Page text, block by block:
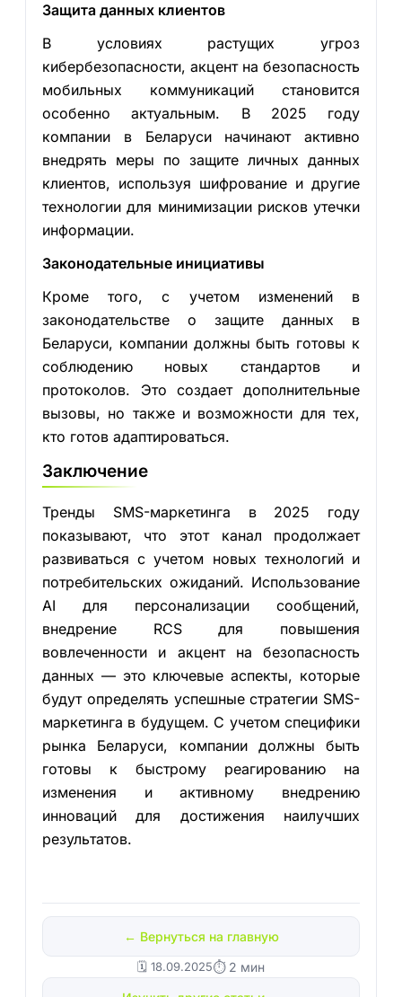
Защита данных клиентов
В условиях растущих угроз
кибербезопасности, акцент на безопасность
мобильных коммуникаций становится
особенно актуальным. В 2025 году
компании в Беларуси начинают активно
внедрять меры по защите личных данных
клиентов, используя шифрование и другие
технологии для минимизации рисков утечки
информации.
Законодательные инициативы
Кроме того, с учетом изменений в
законодательстве о защите данных в
Беларуси, компании должны быть готовы к
соблюдению новых стандартов и
протоколов. Это создает дополнительные
вызовы, но также и возможности для тех,
кто готов адаптироваться.
Заключение
Тренды SMS-маркетинга в 2025 году
показывают, что этот канал продолжает
развиваться с учетом новых технологий и
потребительских ожиданий. Использование
AI для персонализации сообщений,
внедрение RCS для повышения
вовлеченности и акцент на безопасность
данных — это ключевые аспекты, которые
будут определять успешные стратегии SMS-
маркетинга в будущем. С учетом специфики
рынка Беларуси, компании должны быть
готовы к быстрому реагированию на
изменения и активному внедрению
инноваций для достижения наилучших
результатов.
← Вернуться на главную
🗓️ 18.09.2025⏱ 2 мин